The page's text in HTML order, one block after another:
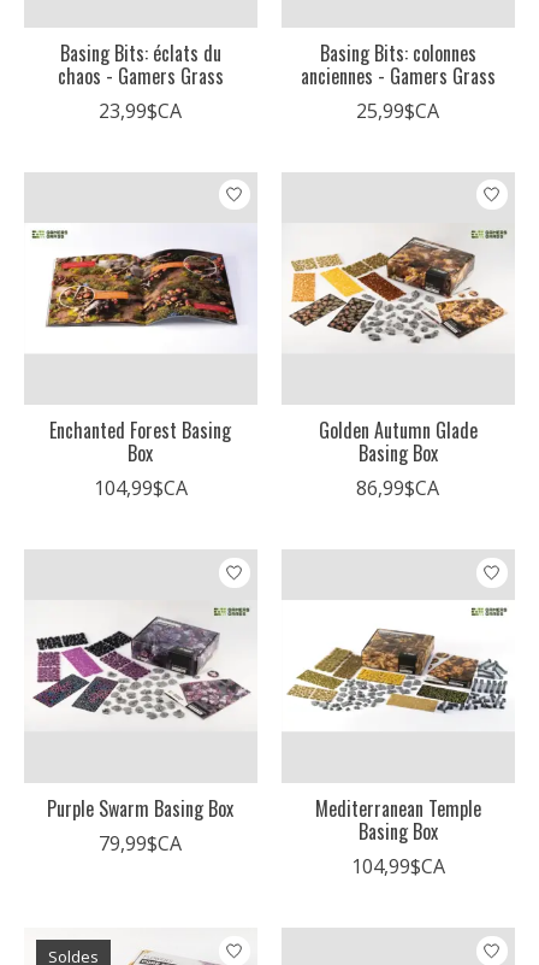
Basing Bits: éclats du
chaos - Gamers Grass
23,99$CA
Basing Bits: colonnes
anciennes - Gamers Grass
25,99$CA
Enchanted Forest Basing
Box
104,99$CA
Golden Autumn Glade
Basing Box
86,99$CA
Purple Swarm Basing Box
79,99$CA
Mediterranean Temple
Basing Box
104,99$CA
Soldes